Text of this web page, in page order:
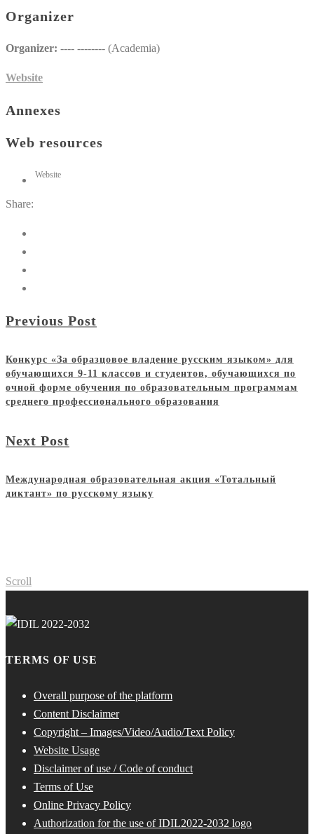
Organizer
Organizer: ---- -------- (Academia)
Website
Annexes
Web resources
Website
Share:
Previous Post
Конкурс «За образцовое владение русским языком» для
обучающихся 9-11 классов и студентов, обучающихся по
очной форме обучения по образовательным программам
среднего профессионального образования
Next Post
Международная образовательная акция «Тотальный
диктант» по русскому языку
Scroll
TERMS OF USE
Overall purpose of the platform
Content Disclaimer
Copyright – Images/Video/Audio/Text Policy
Website Usage
Disclaimer of use / Code of conduct
Terms of Use
Online Privacy Policy
Authorization for the use of IDIL2022-2032 logo